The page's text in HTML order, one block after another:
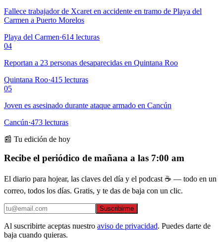
Fallece trabajador de Xcaret en accidente en tramo de Playa del
Carmen a Puerto Morelos
Playa del Carmen·614 lecturas
04
Reportan a 23 personas desaparecidas en Quintana Roo
Quintana Roo·415 lecturas
05
Joven es asesinado durante ataque armado en Cancún
Cancún·473 lecturas
📰 Tu edición de hoy
Recibe el periódico de mañana a las 7:00 am
El diario para hojear, las claves del día y el podcast ☕ — todo en un
correo, todos los días. Gratis, y te das de baja con un clic.
Suscribirme
Al suscribirte aceptas nuestro aviso de privacidad. Puedes darte de
baja cuando quieras.